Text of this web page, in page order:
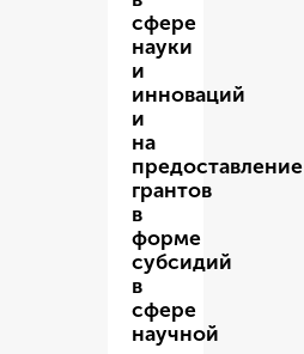
сфере
науки
и
инноваций
и
на
предоставление
грантов
в
форме
субсидий
в
сфере
научной